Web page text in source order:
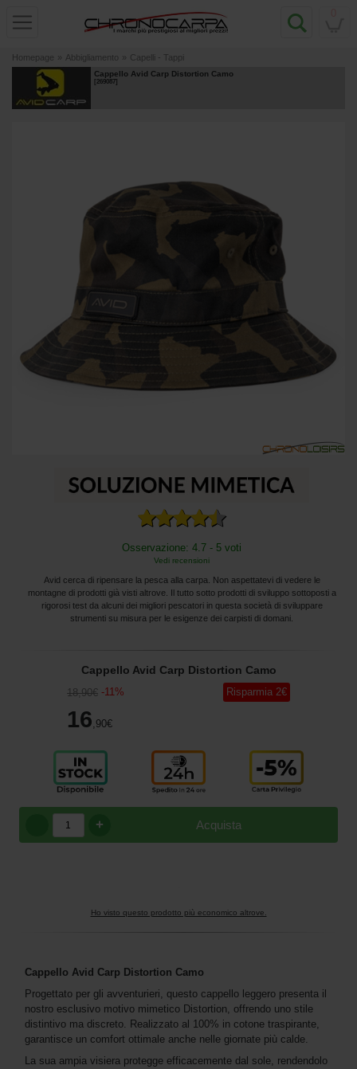
Homepage » Abbigliamento » Capelli - Tappi
Cappello Avid Carp Distortion Camo
[269087]
Osservazione: 4.7 - 5 voti
Vedi recensioni
Avid cerca di ripensare la pesca alla carpa. Non aspettatevi di vedere le
montagne di prodotti già visti altrove. Il tutto sotto prodotti di sviluppo sottoposti a
rigorosi test da alcuni dei migliori pescatori in questa società di sviluppare
strumenti su misura per le esigenze dei carpisti di domani.
Cappello Avid Carp Distortion Camo
18,90€ -11%
16 ,90€
Risparmia 2€
Acquista
+
Ho visto questo prodotto più economico altrove.
Cappello Avid Carp Distortion Camo
Progettato per gli avventurieri, questo cappello leggero presenta il
nostro esclusivo motivo mimetico Distortion, offrendo uno stile
distintivo ma discreto. Realizzato al 100% in cotone traspirante,
garantisce un comfort ottimale anche nelle giornate più calde.
La sua ampia visiera protegge efficacemente dal sole, rendendolo